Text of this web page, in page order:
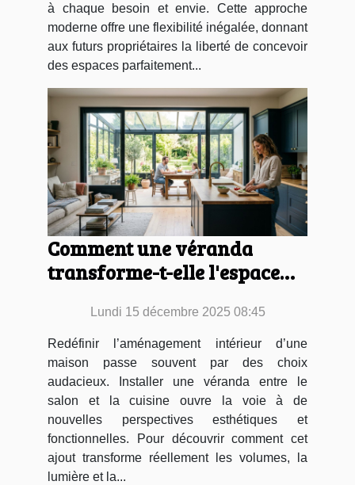
à chaque besoin et envie. Cette approche
moderne offre une flexibilité inégalée, donnant
aux futurs propriétaires la liberté de concevoir
des espaces parfaitement...
Comment une véranda
transforme-t-elle l'espace
Lundi 15 décembre 2025 08:45
Redéfinir l’aménagement intérieur d’une
maison passe souvent par des choix
audacieux. Installer une véranda entre le
salon et la cuisine ouvre la voie à de
nouvelles perspectives esthétiques et
fonctionnelles. Pour découvrir comment cet
ajout transforme réellement les volumes, la
lumière et la...